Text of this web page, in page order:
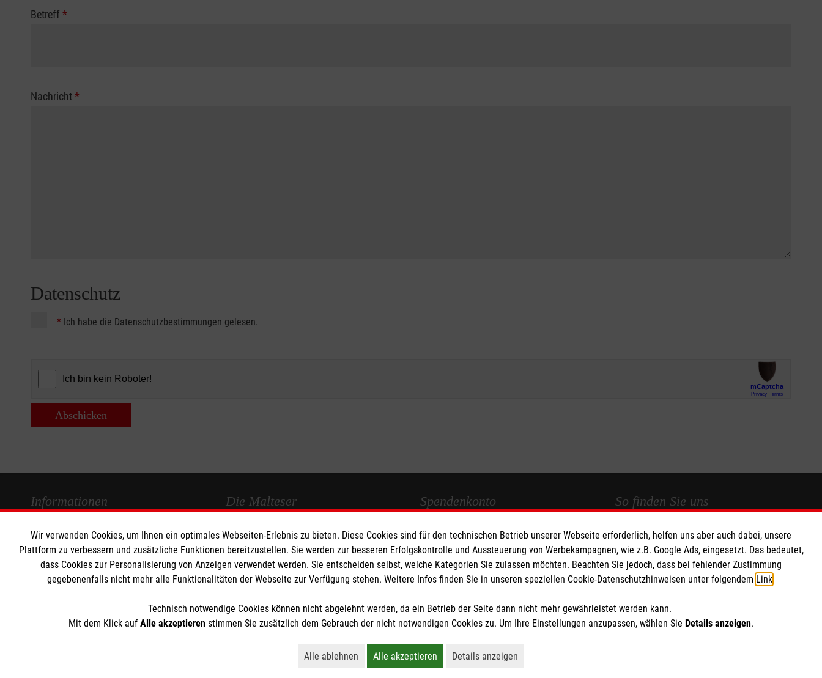
Betreff*
Nachricht*
Datenschutz
* Ich habe die Datenschutzbestimmungen gelesen.
Abschicken
Informationen
Impressum
Datenschutz
Kontakt
Die Malteser
Malteser in Deutschland
Malteserorden
Sharepoint
Spendenkonto
Empfänger: Malteser Hilfsdienst e.V.
Bank: Pax-Bank für Kirche und Caritas eG
IBAN: DE83370601201201225082
So finden Sie uns
Adenauerring 48
49393 Lohne
Telefon: 04442 4343
Malteser.Lohne@malteser.org
Wir verwenden Cookies, um Ihnen ein optimales Webseiten-Erlebnis zu bieten. Diese Cookies sind für den technischen Betrieb unserer Webseite erforderlich, helfen uns aber auch dabei, unsere
Plattform zu verbessern und zusätzliche Funktionen bereitzustellen. Sie werden zur besseren Erfolgskontrolle und Aussteuerung von Werbekampagnen, wie z.B. Google Ads, eingesetzt. Das bedeutet,
dass Cookies zur Personalisierung von Anzeigen verwendet werden. Sie entscheiden selbst, welche Kategorien Sie zulassen möchten. Beachten Sie jedoch, dass bei fehlender Zustimmung
gegebenenfalls nicht mehr alle Funktionalitäten der Webseite zur Verfügung stehen. Weitere Infos finden Sie in unseren speziellen Cookie-Datenschutzhinweisen unter folgendem Link
Technisch notwendige Cookies können nicht abgelehnt werden, da ein Betrieb der Seite dann nicht mehr gewährleistet werden kann.
Mit dem Klick auf Alle akzeptieren stimmen Sie zusätzlich dem Gebrauch der nicht notwendigen Cookies zu. Um Ihre Einstellungen anzupassen, wählen Sie Details anzeigen.
Alle ablehnen
Lehnt alle nicht-essentiellen Cookies ab
Alle akzeptieren
Akzeptiert alle Cookies einschließlich Marketing und Analyse
Details anzeigen